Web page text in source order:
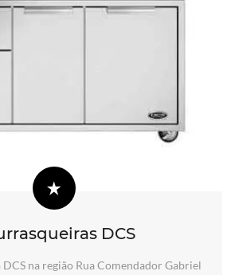
DCS
na região Rua Comendador Gabriel